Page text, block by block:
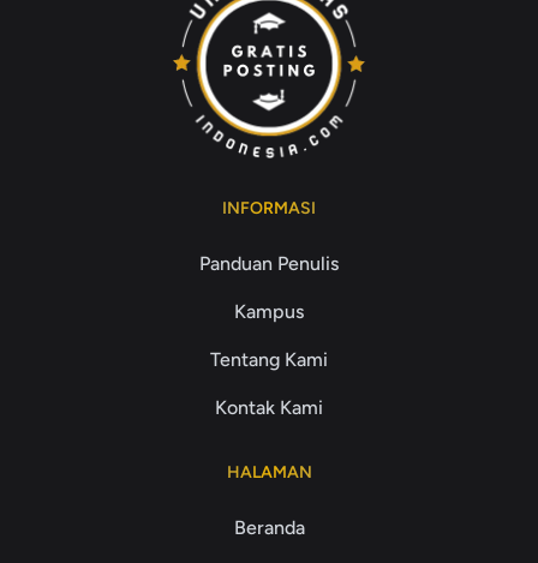
INFORMASI
Panduan Penulis
Kampus
Tentang Kami
Kontak Kami
HALAMAN
Beranda